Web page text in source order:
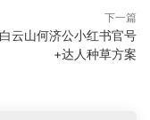
下一篇
云山何济公小红书官号
+达人种草方案